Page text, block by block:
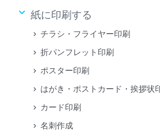
keyboard_arrow_down 紙に印刷する
チラシ・フライヤー印刷
折パンフレット印刷
ポスター印刷
はがき・ポストカード・挨拶状
カード印刷
名刺作成